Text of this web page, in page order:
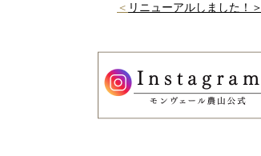
＜ リニューアルしました！＞